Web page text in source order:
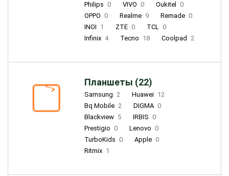
Philips 0 VIVO 0 Oukitel
0
OPPO 0 Realme 9 Remade 0
INOI 1 ZTE 0 TCL 0
Infinix 4 Tecno 18 Coolpad 2
Планшеты (22)
Samsung 2 Huawei 12
Bq Mobile 2 DIGMA 0
Blackview 5 IRBIS 0
Prestigio 0 Lenovo 0
TurboKids 0 Apple 0
Ritmix 1